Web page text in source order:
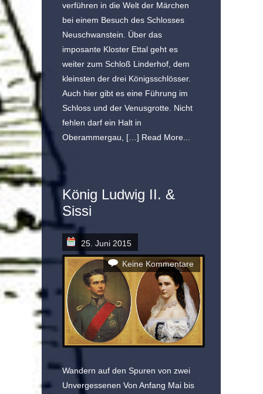
verführen in die Welt der Märchen
bei einem Besuch des Schlosses
Neuschwanstein. Über das
imposante Kloster Ettal geht es
weiter zum Schloß Linderhof, dem
kleinsten der drei Königsschlösser.
Auch hier gibt es eine Führung im
Schloss und der Venusgrotte. Nicht
fehlen darf ein Halt in
Oberammergau, […] Read More...
König Ludwig II. &
Sissi
25. Juni 2015
Keine Kommentare
Wandern auf den Spuren von zwei
Unvergessenen Von Anfang Mai bis